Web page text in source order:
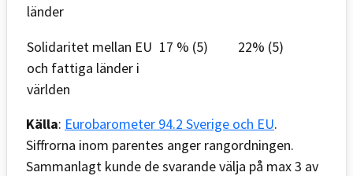
länder
Solidaritet mellan EU
och fattiga länder i
världen
17 % (5) 22% (5)
Källa: Eurobarometer 94.2 Sverige och EU.
Siffrorna inom parentes anger rangordningen.
Sammanlagt kunde de svarande välja på max 3 av